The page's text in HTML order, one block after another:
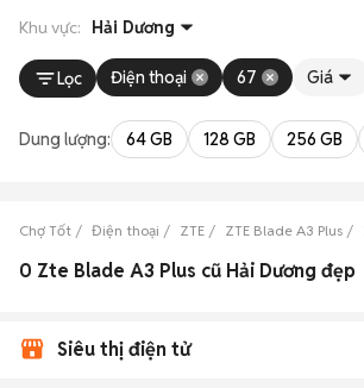
Khu vực: Hải Dương
Lọc Điện thoại 67 Giá
Dung lượng: 64 GB 128 GB 256 GB
Chợ Tốt Điện thoại ZTE ZTE Blade A3 Plus
0 Zte Blade A3 Plus cũ Hải Dương đẹp
Siêu thị điện tử